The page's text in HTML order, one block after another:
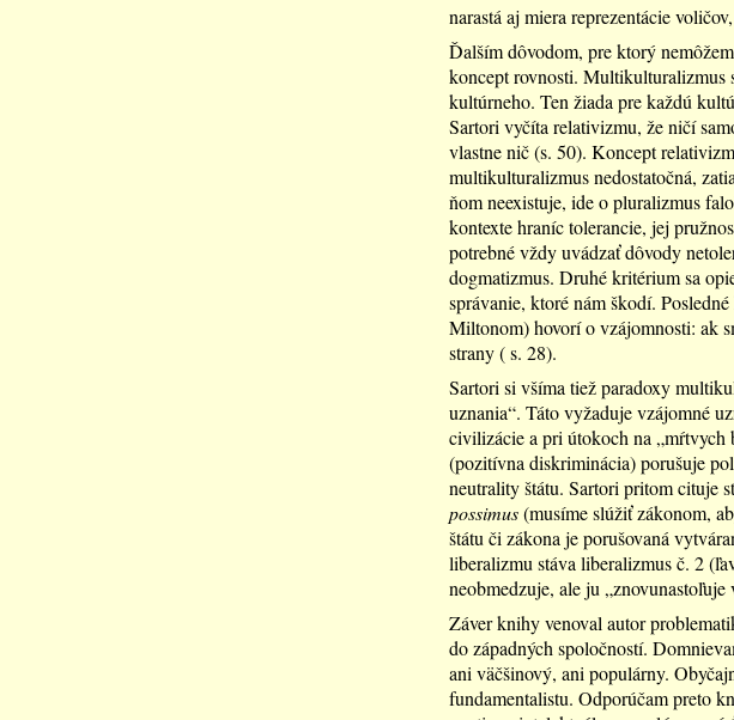
narastá aj miera reprezentácie
Ďalším dôvodom, pre ktorý
koncept rovnosti. Multikulturalizmus
kultúrneho. Ten žiada pre každú
Sartori vyčíta relativizmu, že ničí
vlastne nič (s. 50). Koncept
multikulturalizmus nedostatočná,
ňom neexistuje, ide o pluralizmus
kontexte hraníc tolerancie, jej
potrebné vždy uvádzať dôvody
dogmatizmus. Druhé kritérium sa
správanie, ktoré nám škodí.
Miltonom) hovorí o vzájomnosti: ak
strany ( s. 28).
Sartori si všíma tiež paradoxy
uznania“. Táto vyžaduje vzájomné
civilizácie a pri útokoch na
(pozitívna diskriminácia) porušuje
neutrality štátu. Sartori pritom cituje
possimus(musíme slúžiť zákonom,
štátu či zákona je porušovaná
liberalizmu stáva liberalizmus č. 2
neobmedzuje, ale ju
Záver knihy venoval autor
do západných spoločností.
ani väčšinový, ani populárny.
fundamentalistu. Odporúčam preto